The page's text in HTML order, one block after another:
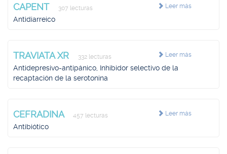
Leer más
CAPENT 307 lecturas
Antidiarreico
Leer más
TRAVIATA XR 332 lecturas
Antidepresivo-antipánico, Inhibidor selectivo de la
recaptación de la serotonina
Leer más
CEFRADINA 457 lecturas
Antibiótico